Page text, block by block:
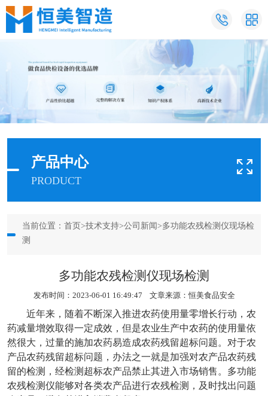
产品中心
PRODUCT
当前位置： 首页 >技术支持>公司新闻>多功能农残检测仪现场检
测
多功能农残检测仪现场检测
发布时间：2023-06-01 16:49:47 文章来源：恒美食品安全
近年来，随着不断深入推进农药使用量零增长行动，农
药减量增效取得一定成效，但是农业生产中农药的使用量依
然很大，过量的施加农药易造成农药残留超标问题。对于农
产品农药残留超标问题，办法之一就是加强对农产品农药残
留的检测，经检测超标农产品禁止其进入市场销售。 多功能
农残检测仪能够对各类农产品进行农残检测，及时找出问题